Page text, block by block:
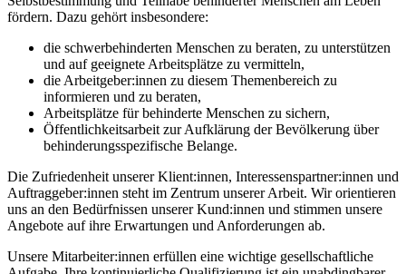
fördern. Dazu gehört insbesondere:
die schwerbehinderten Menschen zu beraten, zu unterstützen
und auf geeignete Arbeitsplätze zu vermitteln,
die Arbeitgeber:innen zu diesem Themenbereich zu
informieren und zu beraten,
Arbeitsplätze für behinderte Menschen zu sichern,
Öffentlichkeitsarbeit zur Aufklärung der Bevölkerung über
behinderungsspezifische Belange.
Die Zufriedenheit unserer Klient:innen, Interessenspartner:innen und
Auftraggeber:innen steht im Zentrum unserer Arbeit. Wir orientieren
uns an den Bedürfnissen unserer Kund:innen und stimmen unsere
Angebote auf ihre Erwartungen und Anforderungen ab.
Unsere Mitarbeiter:innen erfüllen eine wichtige gesellschaftliche